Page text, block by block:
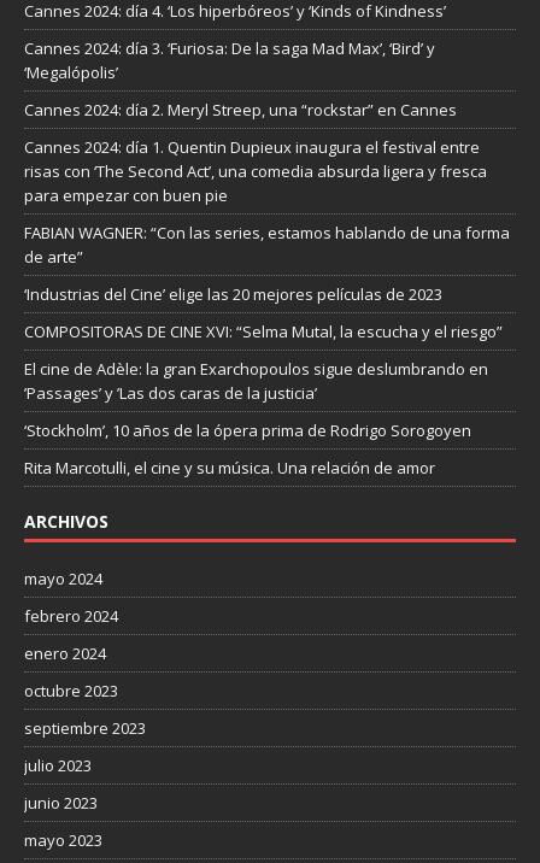
Cannes 2024: día 4. ‘Los hiperbóreos’ y ‘Kinds of Kindness’
Cannes 2024: día 3. ‘Furiosa: De la saga Mad Max’, ‘Bird’ y
‘Megalópolis’
Cannes 2024: día 2. Meryl Streep, una “rockstar” en Cannes
Cannes 2024: día 1. Quentin Dupieux inaugura el festival entre
risas con ‘The Second Act’, una comedia absurda ligera y fresca
para empezar con buen pie
FABIAN WAGNER: “Con las series, estamos hablando de una forma
de arte”
‘Industrias del Cine’ elige las 20 mejores películas de 2023
COMPOSITORAS DE CINE XVI: “Selma Mutal, la escucha y el riesgo”
El cine de Adèle: la gran Exarchopoulos sigue deslumbrando en
’Passages’ y ’Las dos caras de la justicia’
‘Stockholm’, 10 años de la ópera prima de Rodrigo Sorogoyen
Rita Marcotulli, el cine y su música. Una relación de amor
ARCHIVOS
mayo 2024
febrero 2024
enero 2024
octubre 2023
septiembre 2023
julio 2023
junio 2023
mayo 2023